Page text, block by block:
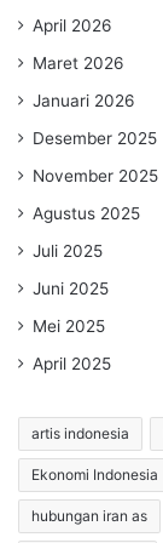
April 2026
Maret 2026
Januari 2026
Desember 2025
November 2025
Agustus 2025
Juli 2025
Juni 2025
Mei 2025
April 2025
artis indonesia
Ekonomi Indonesia
hubungan iran as